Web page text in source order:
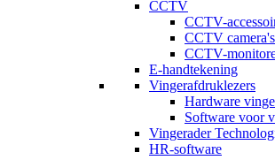
CCTV
CCTV-
CCTV camera's
CCTV-
E-handtekening
Vingerafdruklezers
Hardware
Software voor
Vingerader
HR-software